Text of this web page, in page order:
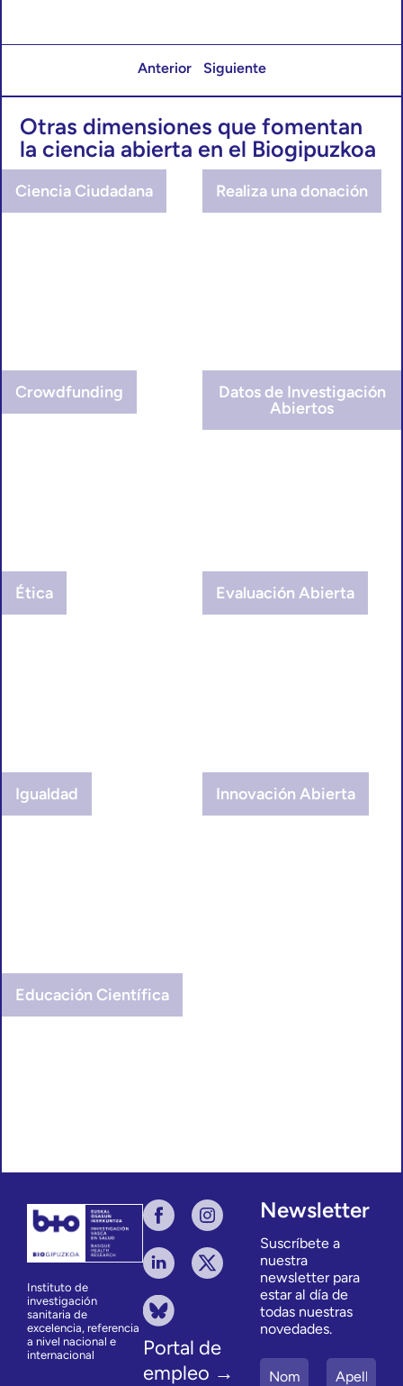
Anterior Siguiente
Otras dimensiones que fomentan
la ciencia abierta en el Biogipuzkoa
Ciencia Ciudadana Realiza una donación
Crowdfunding
Datos de Investigación
Abiertos
Ética Evaluación Abierta
Igualdad Innovación Abierta
Educación Científica
Instituto de
investigación
sanitaria de
excelencia, referencia
a nivel nacional e
internacional
Portal de
empleo →
Newsletter
Suscríbete a
nuestra
newsletter para
estar al día de
todas nuestras
novedades.